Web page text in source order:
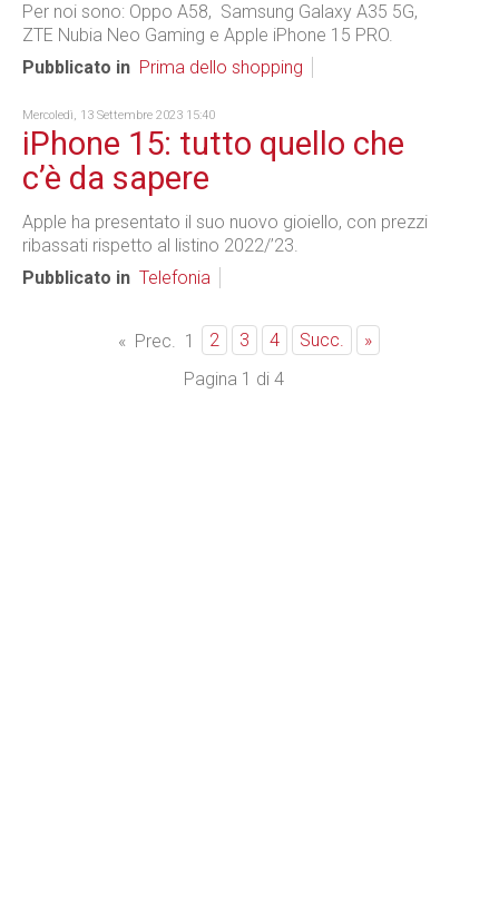
Per noi sono: Oppo A58, Samsung Galaxy A35 5G,
ZTE Nubia Neo Gaming e Apple iPhone 15 PRO.
Pubblicato in Prima dello shopping
Mercoledì, 13 Settembre 2023 15:40
iPhone 15: tutto quello che
c’è da sapere
Apple ha presentato il suo nuovo gioiello, con prezzi
ribassati rispetto al listino 2022/’23.
Pubblicato in Telefonia
« Prec. 1 2 3 4 Succ.
»
Pagina 1 di 4